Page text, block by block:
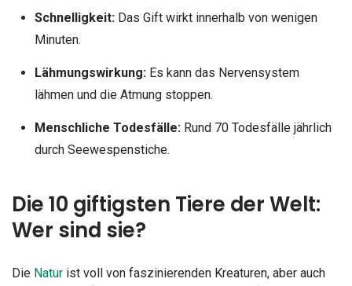
Schnelligkeit:Das Gift wirkt innerhalb von wenigen
Minuten.
Lähmungswirkung:Es kann das Nervensystem
lähmen und die Atmung stoppen.
Menschliche Todesfälle:Rund 70 Todesfälle jährlich
durch Seewespenstiche.
Die 10 giftigsten Tiere der Welt:
Wer sind sie?
Die Natur ist voll von faszinierenden Kreaturen, aber auch